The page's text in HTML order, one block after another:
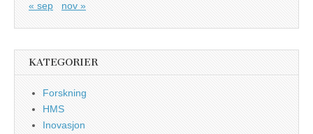
« sep
nov »
KATEGORIER
Forskning
HMS
Inovasjon